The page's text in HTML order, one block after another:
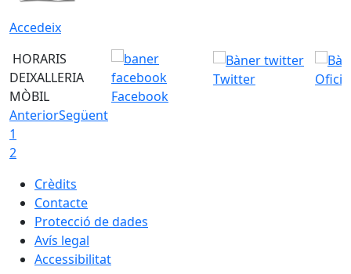
Accedeix
HORARIS
DEIXALLERIA
MÒBIL
Facebook
Twitter
AnteriorSegüent
1
2
Crèdits
Contacte
Protecció de dades
Avís legal
Accessibilitat